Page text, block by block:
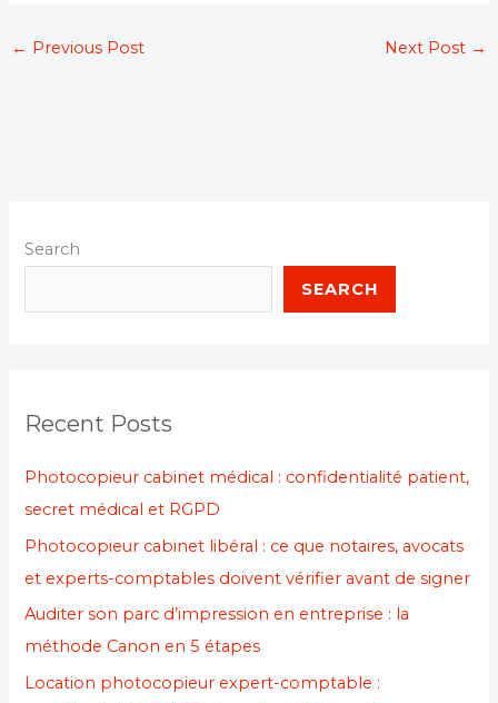
← Previous Post Next Post →
Search
SEARCH
Recent Posts
Photocopieur cabinet médical : confidentialité patient,
secret médical et RGPD
Photocopieur cabinet libéral : ce que notaires, avocats
et experts-comptables doivent vérifier avant de signer
Auditer son parc d’impression en entreprise : la
méthode Canon en 5 étapes
Location photocopieur expert-comptable :